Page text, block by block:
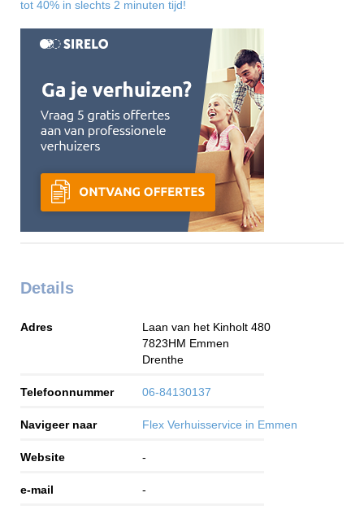
tot 40% in slechts 2 minuten tijd!
Details
Adres
Laan van het Kinholt 480
7823HM Emmen
Drenthe
Telefoonnummer 06-84130137
Navigeer naar Flex Verhuisservice in Emmen
Website -
e-mail -